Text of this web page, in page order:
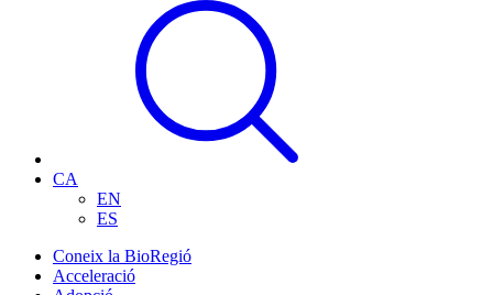
CA
EN
ES
Coneix la BioRegió
Acceleració